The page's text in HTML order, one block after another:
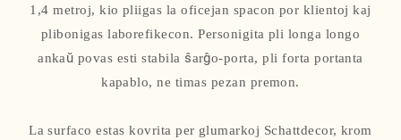
1,4 metroj, kio pliigas la oficejan spacon por klientoj kaj
plibonigas laborefikecon. Personigita pli longa longo
ankaŭ povas esti stabila ŝarĝo-porta, pli forta portanta
kapablo, ne timas pezan premon.
La surfaco estas kovrita per glumarkoj Schattdecor, krom